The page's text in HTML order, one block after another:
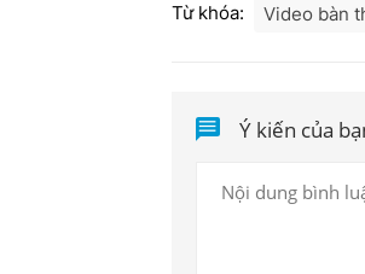
Từ khóa: Video bàn
Ý kiến của